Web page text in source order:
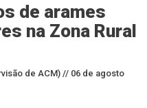
de arames
na Zona Rural
de ACM) // 06 de agosto